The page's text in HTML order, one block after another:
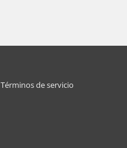
Términos de servicio